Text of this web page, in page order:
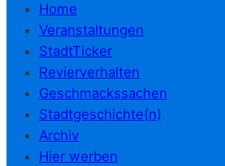
Home
Veranstaltungen
StadtTicker
Revierverhalten
Geschmackssachen
Stadtgeschichte(n)
Archiv
Hier werben